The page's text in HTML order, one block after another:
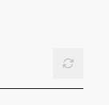
Reset